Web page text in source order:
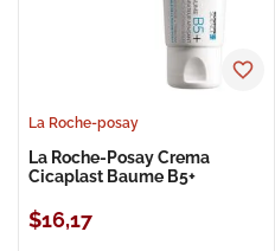
La Roche-posay
La Roche-Posay Crema
Cicaplast Baume B5+
$16,17